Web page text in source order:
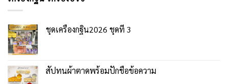
ชุดเครื่องกฐิน2026 ชุดที่ 3
สัปทนผ้าตาดพร้อมปักชื่อข้อความ